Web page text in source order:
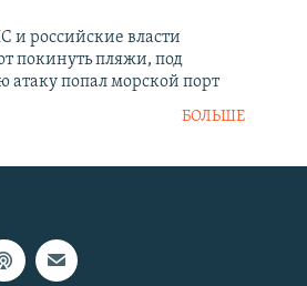
и российские власти
покинуть пляжи, под
атаку попал морской порт
БОЛЬШЕ